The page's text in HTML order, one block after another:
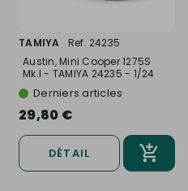
TAMIYA
Ref. 24235
Austin, Mini Cooper 1275S
Mk.I - TAMIYA 24235 - 1/24
Derniers articles
29,80 €
DÉTAIL